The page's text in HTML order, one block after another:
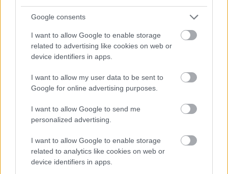
Google consents
I want to allow Google to enable storage
related to advertising like cookies on web or
device identifiers in apps.
I want to allow my user data to be sent to
Google for online advertising purposes.
I want to allow Google to send me
personalized advertising.
I want to allow Google to enable storage
related to analytics like cookies on web or
device identifiers in apps.
a minerálnych materiálov a dokončovacie
úpravy.
Pohon: akumulátorová brúska
Priemer kotúča: 125 mm
Motor: 8 000 ot./min., bezuhlíkový
Odporúčaná cena: 349,20 €
(cena bez akumulátora;
cena akumulátora od 208,80 €/ks)
www.hilti.sk